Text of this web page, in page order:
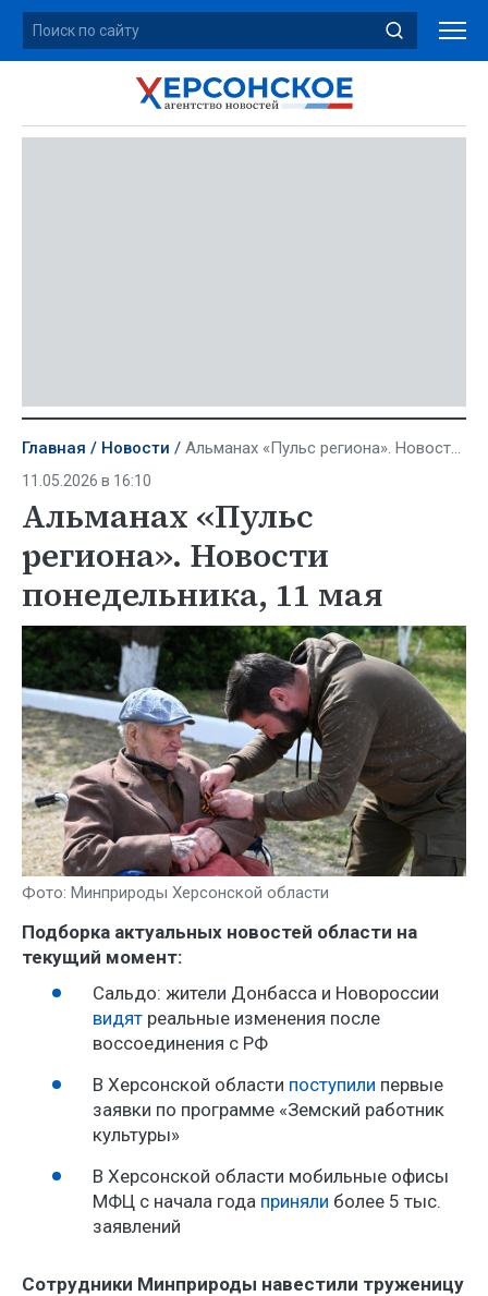
Главная Новости Альманах «Пульс региона». Новости понедельника, 11 мая
11.05.2026 в 16:10
Альманах «Пульс
региона». Новости
понедельника, 11 мая
Фото: Минприроды Херсонской области
Подборка актуальных новостей области на
текущий момент:
Сальдо: жители Донбасса и Новороссии
видят реальные изменения после
воссоединения с РФ
В Херсонской области поступили первые
заявки по программе «Земский работник
культуры»
В Херсонской области мобильные офисы
МФЦ с начала года приняли более 5 тыс.
заявлений
Сотрудники Минприроды навестили труженицу